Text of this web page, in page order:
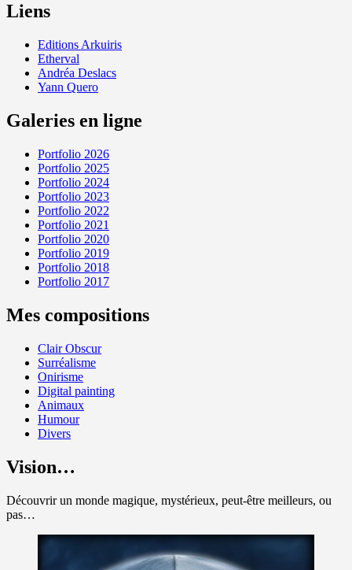
Liens
Editions Arkuiris
Etherval
Andréa Deslacs
Yann Quero
Galeries en ligne
Portfolio 2026
Portfolio 2025
Portfolio 2024
Portfolio 2023
Portfolio 2022
Portfolio 2021
Portfolio 2020
Portfolio 2019
Portfolio 2018
Portfolio 2017
Mes compositions
Clair Obscur
Surréalisme
Onirisme
Digital painting
Animaux
Humour
Divers
Vision…
Découvrir un monde magique, mystérieux, peut-être meilleurs, ou
pas…